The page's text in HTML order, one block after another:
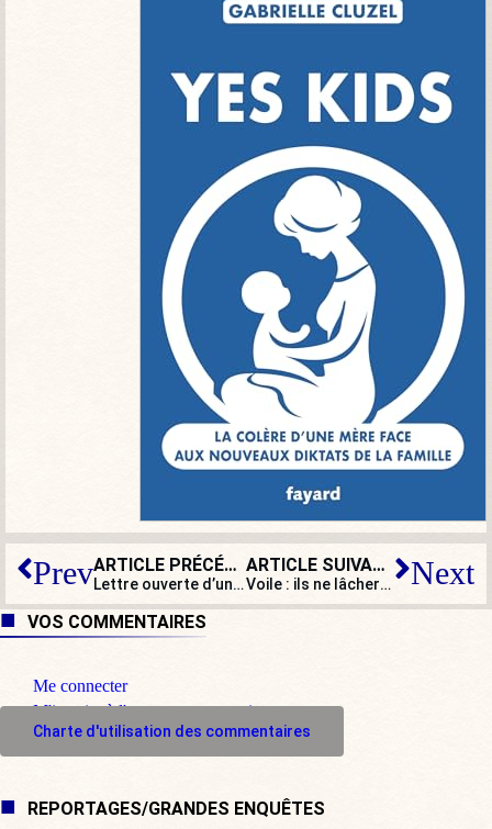
Prev ARTICLE PRÉCÉDENT
Lettre ouverte d’un usager à ses amis cheminots
ARTICLE SUIVANT
Voile : ils ne lâcheront rien Next
VOS COMMENTAIRES
Me connecter
M'inscrire à l'espace commentaire
Charte d'utilisation des commentaires
REPORTAGES/GRANDES ENQUÊTES